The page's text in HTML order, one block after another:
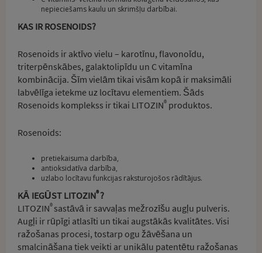
nepieciešams kaulu un skrimšļu darbībai.
KAS IR ROSENOIDS?
Rosenoids ir aktīvo vielu – karotīnu, flavonoīdu,
triterpēnskābes, galaktolipīdu un C vitamīna
kombinācija. Šīm vielām tikai visām kopā ir maksimāli
labvēlīga ietekme uz locītavu elementiem. Šāds
Rosenoids komplekss ir tikai LITOZIN® produktos.
Rosenoids:
pretiekaisuma darbība,
antioksidatīva darbība,
uzlabo locītavu funkcijas raksturojošos rādītājus.
KĀ IEGŪST LITOZIN®?
LITOZIN® sastāvā ir savvaļas mežrozīšu augļu pulveris.
Augļi ir rūpīgi atlasīti un tikai augstākās kvalitātes. Visi
ražošanas procesi, tostarp ogu žāvēšana un
smalcināšana tiek veikti ar unikālu patentētu ražošanas